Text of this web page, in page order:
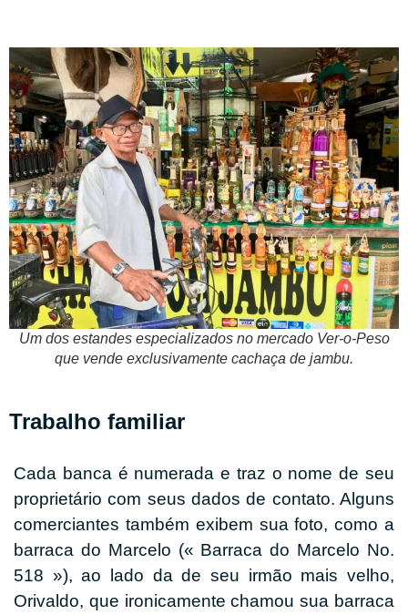
Um dos estandes especializados no mercado Ver-o-Peso
que vende exclusivamente cachaça de jambu.
Trabalho familiar
Cada banca é numerada e traz o nome de seu
proprietário com seus dados de contato. Alguns
comerciantes também exibem sua foto, como a
barraca do Marcelo (« Barraca do Marcelo No.
518 »), ao lado da de seu irmão mais velho,
Orivaldo, que ironicamente chamou sua barraca